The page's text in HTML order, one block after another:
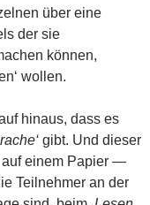
über eine
der sie
können,
wollen.
hinaus, dass es
gibt. Und dieser
auf einem Papier —
Teilnehmer an der